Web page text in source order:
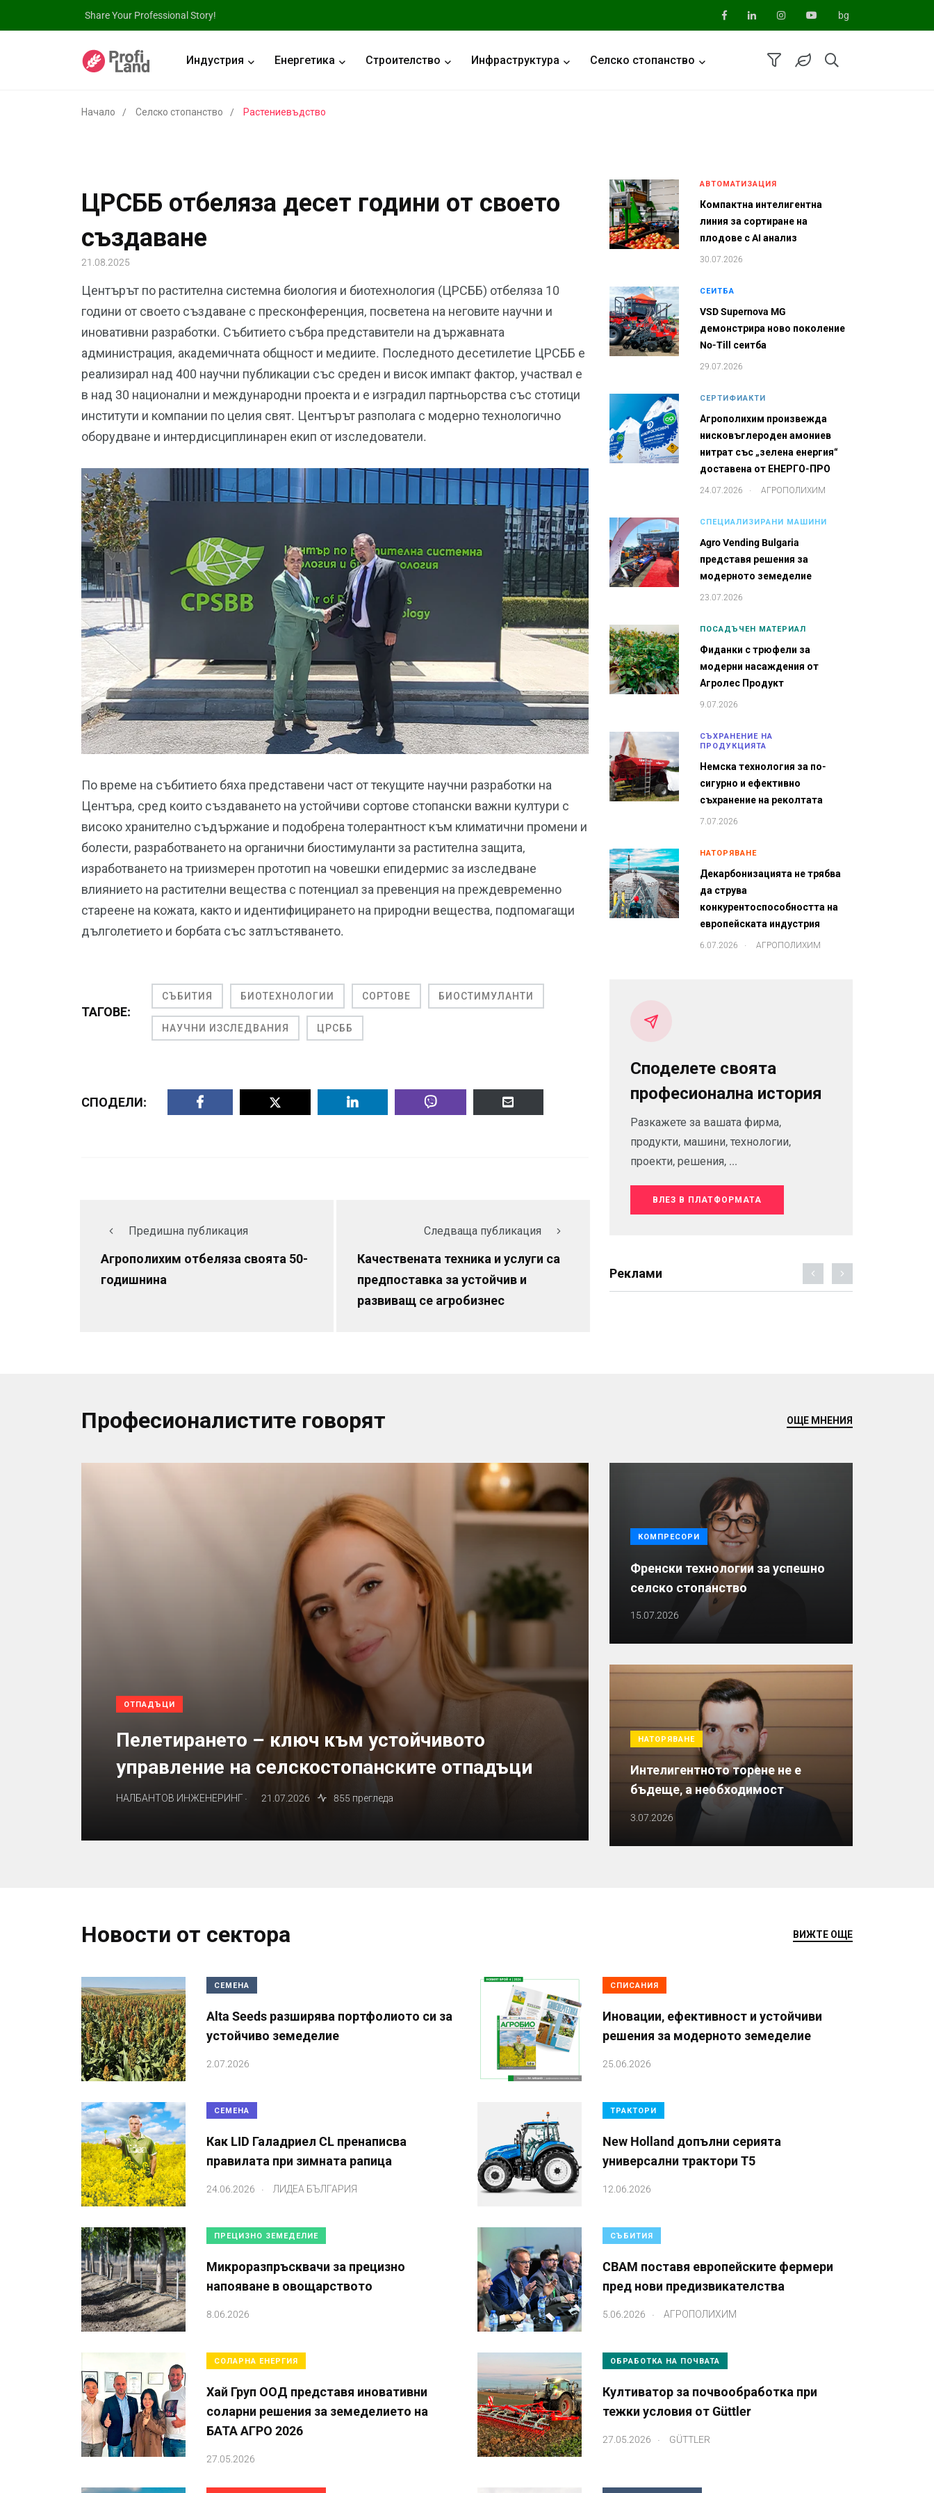
Share Your Professional Story! bg
Индустрия Енергетика Строителство Инфраструктура Селско стопанство
Начало Селско стопанство Растениевъдство
ЦРСББ отбеляза десет години от своето
създаване
21.08.2025
Центърът по растителна системна биология и биотехнология (ЦРСББ) отбеляза 10
години от своето създаване с пресконференция, посветена на неговите научни и
иновативни разработки. Събитието събра представители на държавната
администрация, академичната общност и медиите. Последното десетилетие ЦРСББ е
реализирал над 400 научни публикации със среден и висок импакт фактор, участвал е
в над 30 национални и международни проекта и е изградил партньорства със стотици
институти и компании по целия свят. Центърът разполага с модерно технологично
оборудване и интердисциплинарен екип от изследователи.
По време на събитието бяха представени част от текущите научни разработки на
Центъра, сред които създаването на устойчиви сортове стопански важни култури с
високо хранително съдържание и подобрена толерантност към климатични промени и
болести, разработването на органични биостимуланти за растителна защита,
изработването на триизмерен прототип на човешки епидермис за изследване
влиянието на растителни вещества с потенциал за превенция на преждевременно
стареене на кожата, както и идентифицирането на природни вещества, подпомагащи
дълголетието и борбата със затлъстяването.
ТАГОВЕ:
СЪБИТИЯ БИОТЕХНОЛОГИИ СОРТОВЕ БИОСТИМУЛАНТИ
НАУЧНИ ИЗСЛЕДВАНИЯ ЦРСББ
СПОДЕЛИ:
Предишна публикация
Агрополихим отбеляза своята 50-
годишнина
Следваща публикация
Качествената техника и услуги са
предпоставка за устойчив и
развиващ се агробизнес
АВТОМАТИЗАЦИЯ
Компактна интелигентна
линия за сортиране на
плодове с AI анализ
30.07.2026
СЕИТБА
VSD Supernova MG
демонстрира ново поколение
No-Till сеитба
29.07.2026
СЕРТИФИАКТИ
Агрополихим произвежда
нисковъглероден амониев
нитрат със „зелена енергия“
доставена от ЕНЕРГО-ПРО
24.07.2026 . АГРОПОЛИХИМ
СПЕЦИАЛИЗИРАНИ МАШИНИ
Agro Vending Bulgaria
представя решения за
модерното земеделие
23.07.2026
ПОСАДЪЧЕН МАТЕРИАЛ
Фиданки с трюфели за
модерни насаждения от
Агролес Продукт
9.07.2026
СЪХРАНЕНИЕ НА
ПРОДУКЦИЯТА
Немска технология за по-
сигурно и ефективно
съхранение на реколтата
7.07.2026
НАТОРЯВАНЕ
Декарбонизацията не трябва
да струва
конкурентоспособността на
европейската индустрия
6.07.2026 . АГРОПОЛИХИМ
Споделете своята
професионална история
Разкажете за вашата фирма,
продукти, машини, технологии,
проекти, решения, ...
ВЛЕЗ В ПЛАТФОРМАТА
Реклами
Професионалистите говорят ОЩЕ МНЕНИЯ
ОТПАДЪЦИ
Пелетирането – ключ към устойчивото
управление на селскостопанските отпадъци
НАЛБАНТОВ ИНЖЕНЕРИНГ 21.07.2026 855 прегледа
КОМПРЕСОРИ
Френски технологии за успешно
селско стопанство
15.07.2026
НАТОРЯВАНЕ
Интелигентното торене не е
бъдеще, а необходимост
3.07.2026
Новости от сектора ВИЖТЕ ОЩЕ
СЕМЕНА
Alta Seeds разширява портфолиото си за
устойчиво земеделие
2.07.2026
СПИСАНИЯ
Иновации, ефективност и устойчиви
решения за модерното земеделие
25.06.2026
СЕМЕНА
Как LID Галадриел CL пренаписва
правилата при зимната рапица
24.06.2026 ЛИДЕА БЪЛГАРИЯ
ТРАКТОРИ
New Holland допълни серията
универсални трактори T5
12.06.2026
ПРЕЦИЗНО ЗЕМЕДЕЛИЕ
Микроразпръсквачи за прецизно
напояване в овощарството
8.06.2026
СЪБИТИЯ
CBAM поставя европейските фермери
пред нови предизвикателства
5.06.2026 АГРОПОЛИХИМ
СОЛАРНА ЕНЕРГИЯ
Хай Груп ООД представя иновативни
соларни решения за земеделието на
БАТА АГРО 2026
27.05.2026
ОБРАБОТКА НА ПОЧВАТА
Култиватор за почвообработка при
тежки условия от Güttler
27.05.2026 GÜTTLER